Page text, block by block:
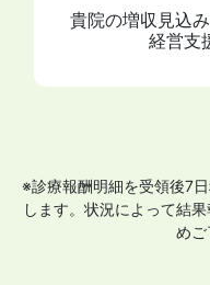
貴院の増収見込
経営支
※診療報酬明細を受領後7
します。状況によって結
めご